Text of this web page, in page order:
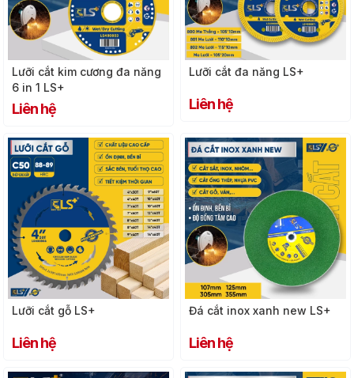
Lưỡi cắt kim cương đa năng
6 in 1 LS+
Liên hệ
Lưỡi cắt đa năng LS+
Liên hệ
Lưỡi cắt gỗ LS+
Liên hệ
Đá cắt inox xanh new LS+
Liên hệ